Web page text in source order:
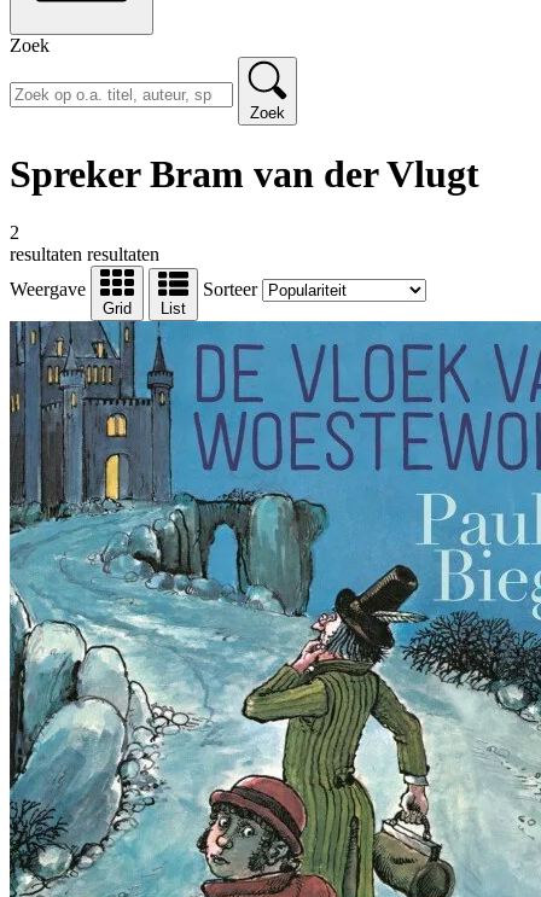
Zoek
Zoek
Spreker Bram van der Vlugt
2
resultaten resultaten
Weergave
Grid List
Sorteer